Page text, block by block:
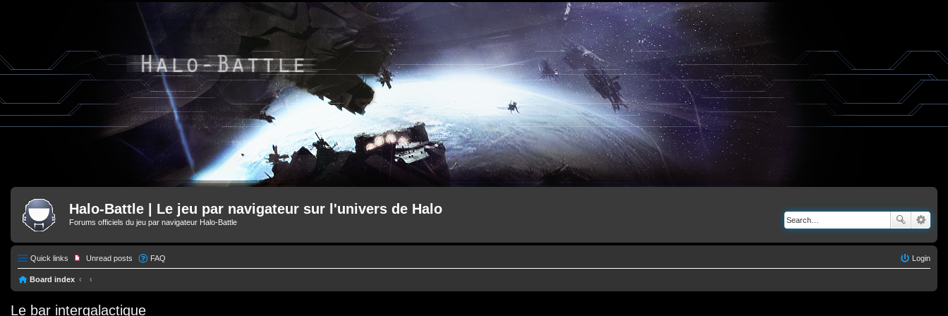
Halo-Battle | Le jeu par navigateur sur l'univers de Halo
Forums officiels du jeu par navigateur Halo-Battle
Quick links Unread posts FAQ Login
Board index
Le bar intergalactique